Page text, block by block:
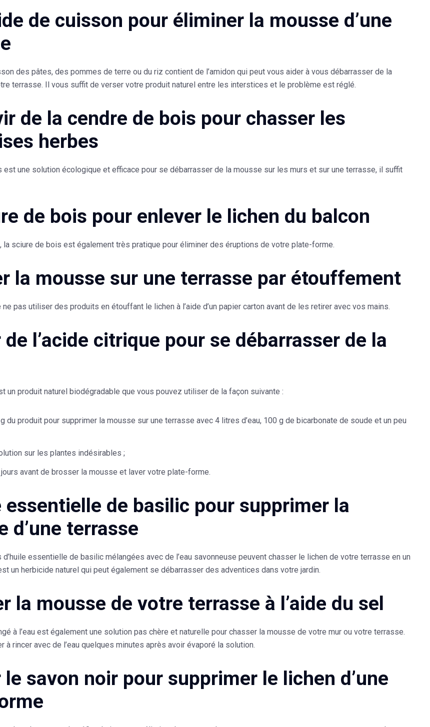
de cuisson pour éliminer la mousse d’une
des pâtes, des pommes de terre ou du riz contient de l’amidon qui peut vous aider à vous débarrasser de la
terrasse. Il vous suffit de verser votre produit naturel entre les interstices et le problème est réglé.
de la cendre de bois pour chasser les
herbes
est une solution écologique et efficace pour se débarrasser de la mousse sur les murs et sur une terrasse, il suffit
de bois pour enlever le lichen du balcon
la sciure de bois est également très pratique pour éliminer des éruptions de votre plate-forme.
la mousse sur une terrasse par étouffement
pas utiliser des produits en étouffant le lichen à l’aide d’un papier carton avant de les retirer avec vos mains.
l’acide citrique pour se débarrasser de la
un produit naturel biodégradable que vous pouvez utiliser de la façon suivante :
du produit pour supprimer la mousse sur une terrasse avec 4 litres d’eau, 100 g de bicarbonate de soude et un peu
sur les plantes indésirables ;
avant de brosser la mousse et laver votre plate-forme.
essentielle de basilic pour supprimer la
d’une terrasse
d’huile essentielle de basilic mélangées avec de l’eau savonneuse peuvent chasser le lichen de votre terrasse en un
un herbicide naturel qui peut également se débarrasser des adventices dans votre jardin.
la mousse de votre terrasse à l’aide du sel
à l’eau est également une solution pas chère et naturelle pour chasser la mousse de votre mur ou votre terrasse.
à rincer avec de l’eau quelques minutes après avoir évaporé la solution.
savon noir pour supprimer le lichen d’une